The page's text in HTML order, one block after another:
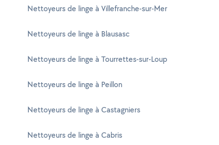
Nettoyeurs de linge à Villefranche-sur-Mer
Nettoyeurs de linge à Blausasc
Nettoyeurs de linge à Tourrettes-sur-Loup
Nettoyeurs de linge à Peillon
Nettoyeurs de linge à Castagniers
Nettoyeurs de linge à Cabris